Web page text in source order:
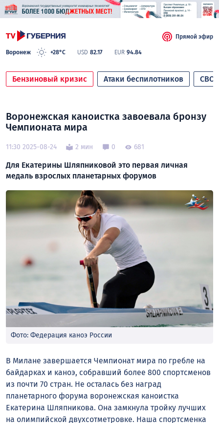
Воронеж +28°C USD 82.17 EUR 94.84
Прямой эфир
Бензиновый кризис Атаки беспилотников СВО
Воронежская каноистка завоевала бронзу
Чемпионата мира
11:30 2025-08-24 2 мин 0 681
Для Екатерины Шляпниковой это первая личная
медаль взрослых планетарных форумов
Фото: Федерация каноэ России
В Милане завершается Чемпионат мира по гребле на
байдарках и каноэ, собравший более 800 спортсменов
из почти 70 стран. Не осталась без наград
планетарного форума воронежская каноистка
Екатерина Шляпникова. Она замкнула тройку лучших
на олимпийской двухсотметровке. Наша спортсменка